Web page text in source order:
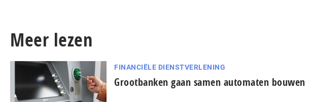
Meer lezen
FINANCIËLE DIENSTVERLENING
Grootbanken gaan samen automaten bouwen